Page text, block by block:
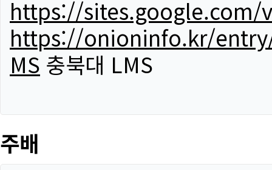
https://sites.google.com/
https://onioninfo.kr/entry/
MS 충북대 LMS
주배